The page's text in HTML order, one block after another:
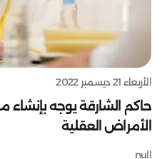
الأربعاء 21 ديسمبر 2022
حاكم الشارقة يوجه
الأمراض العقلية
null